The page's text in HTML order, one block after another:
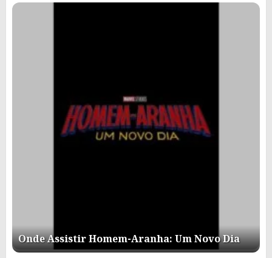
Onde Assistir Homem-Aranha: Um Novo Dia